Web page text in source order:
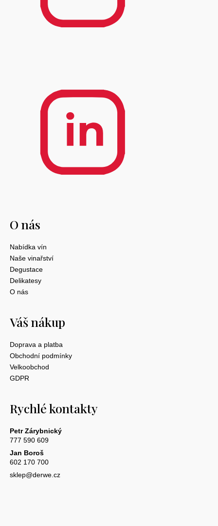
O nás
Nabídka vín
Naše vinařství
Degustace
Delikatesy
O nás
Váš nákup
Doprava a platba
Obchodní podmínky
Velkoobchod
GDPR
Rychlé kontakty
Petr Zárybnický
777 590 609
Jan Boroš
602 170 700
sklep@derwe.cz